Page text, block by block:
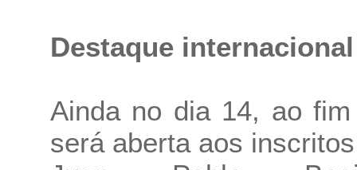
Destaque
Ainda no dia 14, ao
será aberta aos